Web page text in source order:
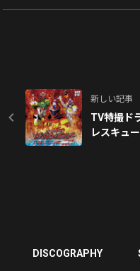
新しい記事
TV特撮ド
レスキュ
DISCOGRAPHY